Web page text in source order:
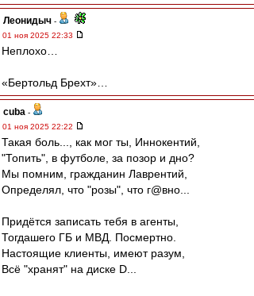
Леонидыч -
01 ноя 2025 22:33
Неплохо…
«Бертольд Брехт»…
cuba -
01 ноя 2025 22:22
Такая боль..., как мог ты, Иннокентий,
"Топить", в футболе, за позор и дно?
Мы помним, гражданин Лаврентий,
Определял, что "розы", что г@вно...
Придётся записать тебя в агенты,
Тогдашего ГБ и МВД. Посмертно.
Настоящие клиенты, имеют разум,
Всё "хранят" на диске D...